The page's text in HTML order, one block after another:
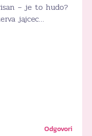
– je to hudo?
jajcec…
Odgovori